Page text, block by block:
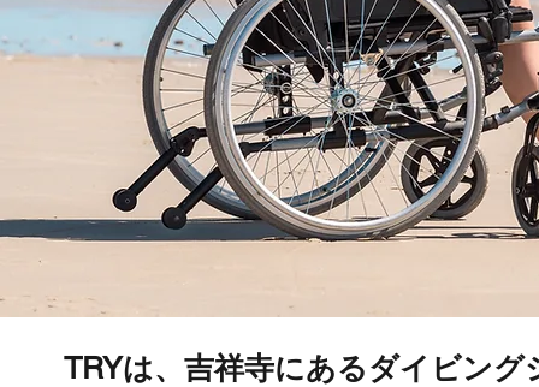
TRYは、吉祥寺にあるダイビン